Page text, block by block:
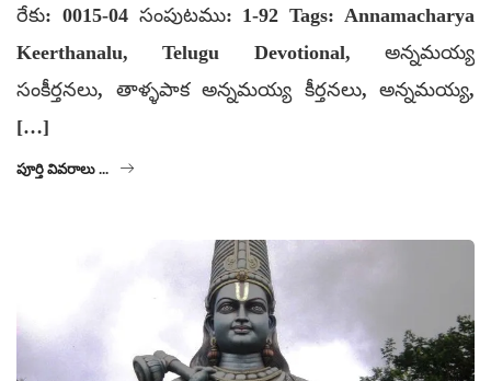
రేకు: 0015-04 సంపుటము: 1-92 Tags: Annamacharya
Keerthanalu, Telugu Devotional, అన్నమయ్య
సంకీర్తనలు, తాళ్ళపాక అన్నమయ్య కీర్తనలు, అన్నమయ్య,
[…]
పూర్తి వివరాలు ...